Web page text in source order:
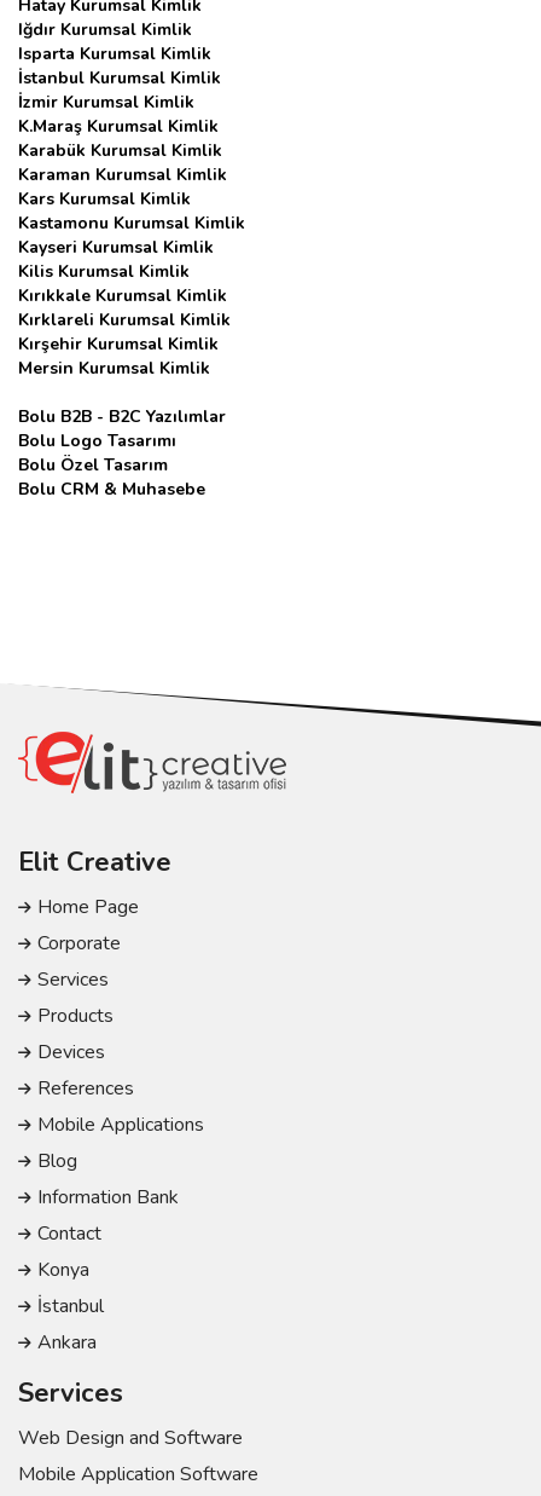
Hatay Kurumsal Kimlik
Iğdır Kurumsal Kimlik
Isparta Kurumsal Kimlik
İstanbul Kurumsal Kimlik
İzmir Kurumsal Kimlik
K.Maraş Kurumsal Kimlik
Karabük Kurumsal Kimlik
Karaman Kurumsal Kimlik
Kars Kurumsal Kimlik
Kastamonu Kurumsal Kimlik
Kayseri Kurumsal Kimlik
Kilis Kurumsal Kimlik
Kırıkkale Kurumsal Kimlik
Kırklareli Kurumsal Kimlik
Kırşehir Kurumsal Kimlik
Mersin Kurumsal Kimlik
Bolu B2B - B2C Yazılımlar
Bolu Logo Tasarımı
Bolu Özel Tasarım
Bolu CRM & Muhasebe
Elit Creative
Home Page
Corporate
Services
Products
Devices
References
Mobile Applications
Blog
Information Bank
Contact
Konya
İstanbul
Ankara
Services
Web Design and Software
Mobile Application Software